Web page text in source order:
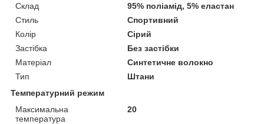
Склад
95% поліамід, 5% еластан
Стиль
Спортивний
Колір
Сірий
Застібка
Без застібки
Матеріал
Синтетичне волокно
Тип
Штани
Температурний режим
Максимальна
температура
20